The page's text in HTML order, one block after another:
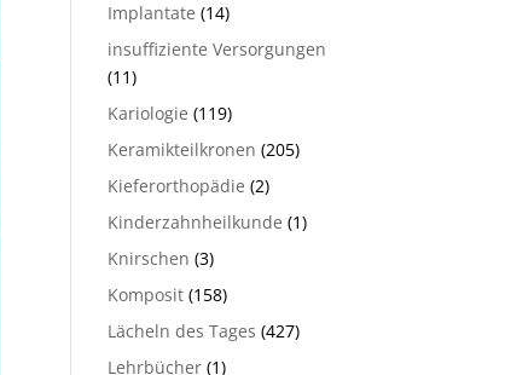
Implantate (14)
insuffiziente Versorgungen
(11)
Kariologie (119)
Keramikteilkronen (205)
Kieferorthopädie (2)
Kinderzahnheilkunde (1)
Knirschen (3)
Komposit (158)
Lächeln des Tages (427)
Lehrbücher (1)